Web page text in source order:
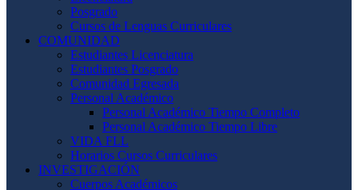
Posgrado
Cursos de Lenguas Curriculares
COMUNIDAD
Estudiantes Licenciatura
Estudiantes Posgrado
Comunidad Egresada
Personal Académico
Personal Académico Tiempo Completo
Personal Académico Tiempo Libre
VIDA FLL
Horarios Cursos Curriculares
INVESTIGACIÓN
Cuerpos Académicos